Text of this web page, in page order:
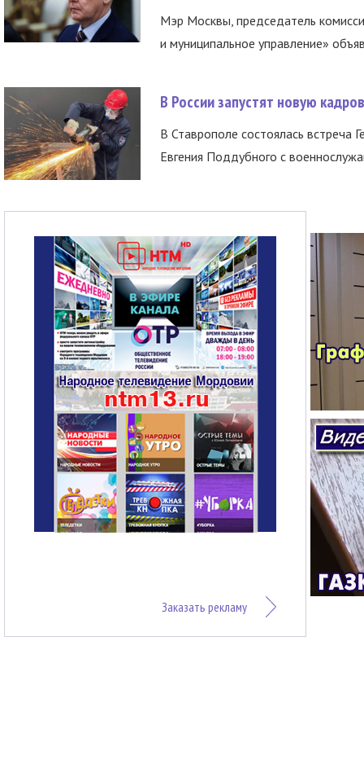
Мэр Москвы, председатель
и муниципальное управление»
В России запустят новую
В Ставрополе состоялась встреча
Евгения Поддубного с
Заказать рекламу